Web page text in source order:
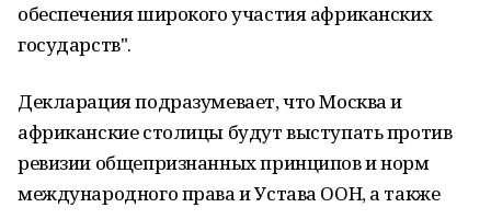
обеспечения широкого участия африканских
государств".
Декларация подразумевает, что Москва и
африканские столицы будут выступать против
ревизии общепризнанных принципов и норм
международного права и Устава ООН, а также